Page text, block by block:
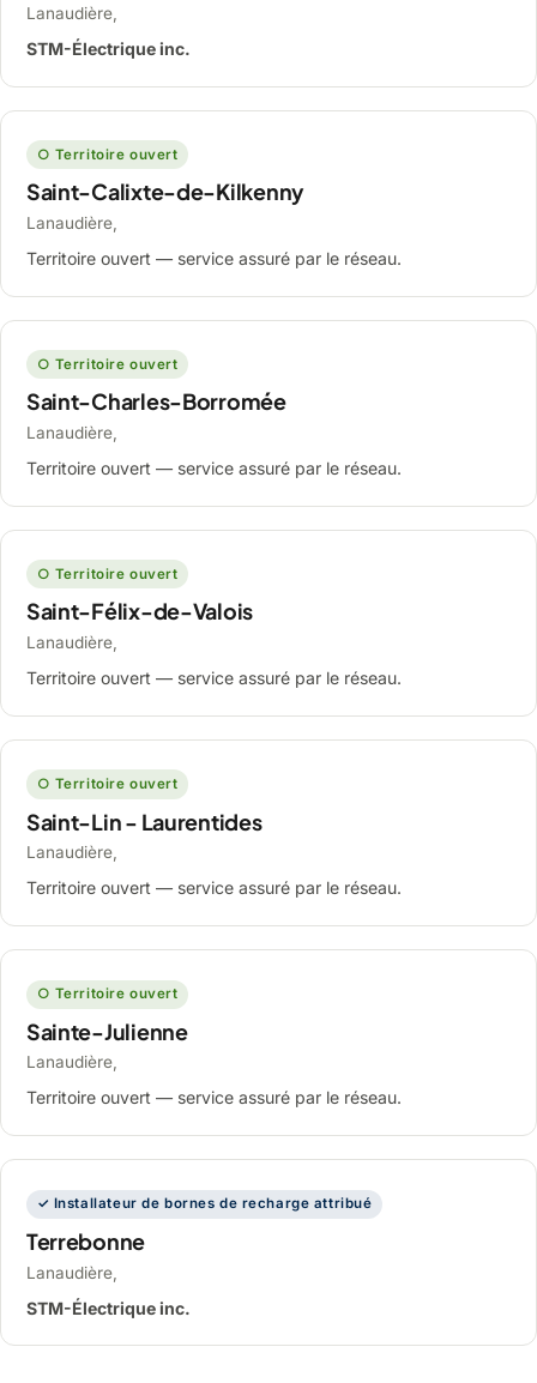
Lanaudière,
STM-Électrique inc.
○ Territoire ouvert
Saint-Calixte-de-Kilkenny
Lanaudière,
Territoire ouvert — service assuré par le réseau.
○ Territoire ouvert
Saint-Charles-Borromée
Lanaudière,
Territoire ouvert — service assuré par le réseau.
○ Territoire ouvert
Saint-Félix-de-Valois
Lanaudière,
Territoire ouvert — service assuré par le réseau.
○ Territoire ouvert
Saint-Lin - Laurentides
Lanaudière,
Territoire ouvert — service assuré par le réseau.
○ Territoire ouvert
Sainte-Julienne
Lanaudière,
Territoire ouvert — service assuré par le réseau.
✓ Installateur de bornes de recharge attribué
Terrebonne
Lanaudière,
STM-Électrique inc.